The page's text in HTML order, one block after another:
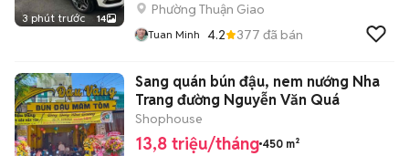
3 phút trước 14
Phường Thuận Giao
Tuan Minh 4.2 377 đã bán
Sang quán bún đậu, nem nướng Nha
Trang đường Nguyễn Văn Quá
Shophouse
13,8 triệu/tháng 450 m²